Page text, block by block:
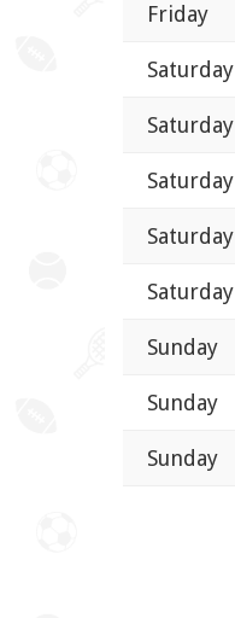
Friday
Saturday
Saturday
Saturday
Saturday
Saturday
Sunday
Sunday
Sunday